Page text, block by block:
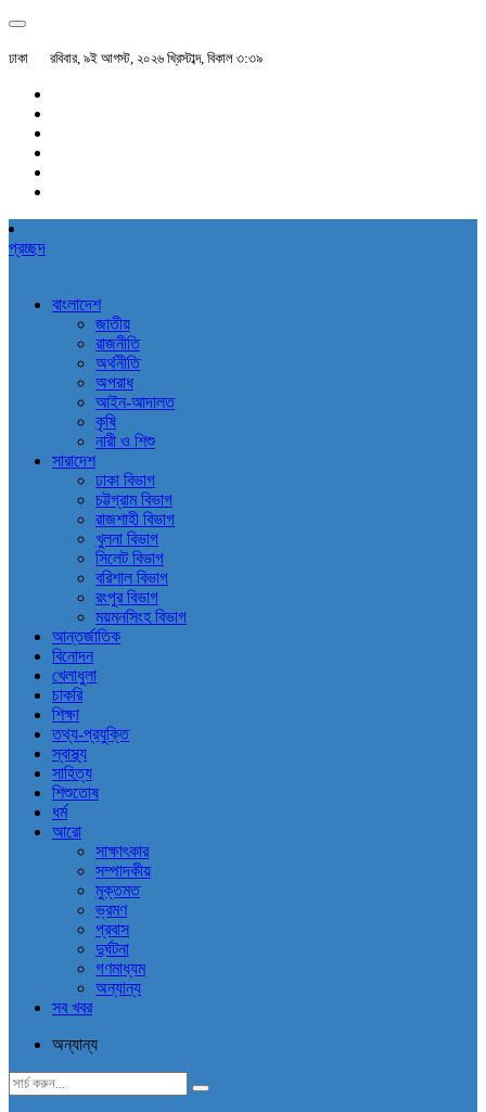
ঢাকা রবিবার, ৯ই আগস্ট, ২০২৬ খ্রিস্টাব্দ, বিকাল ৩:৩৯
প্রচ্ছদ
বাংলাদেশ
জাতীয়
রাজনীতি
অর্থনীতি
অপরাধ
আইন-আদালত
কৃষি
নারী ও শিশু
সারাদেশ
ঢাকা বিভাগ
চট্টগ্রাম বিভাগ
রাজশাহী বিভাগ
খুলনা বিভাগ
সিলেট বিভাগ
বরিশাল বিভাগ
রংপুর বিভাগ
ময়মনসিংহ বিভাগ
আন্তর্জাতিক
বিনোদন
খেলাধুলা
চাকরি
শিক্ষা
তথ্য-প্রযুক্তি
স্বাস্থ্য
সাহিত্য
শিশুতোষ
ধর্ম
আরো
সাক্ষাৎকার
সম্পাদকীয়
মুক্তমত
ভ্রমণ
প্রবাস
দুর্ঘটনা
গণমাধ্যম
অন্যান্য
সব খবর
অন্যান্য